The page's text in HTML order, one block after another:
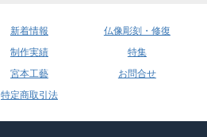
新着情報
仏像彫刻・修復
制作実績
特集
宮本工藝
お問合せ
特定商取引法